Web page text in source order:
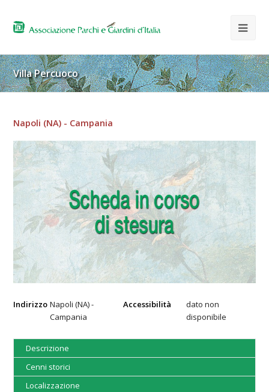
Villa Percuoco
Napoli (NA) - Campania
Indirizzo Napoli (NA) -
Campania
Accessibilità
dato non
disponibile
Descrizione
Cenni storici
Localizzazione